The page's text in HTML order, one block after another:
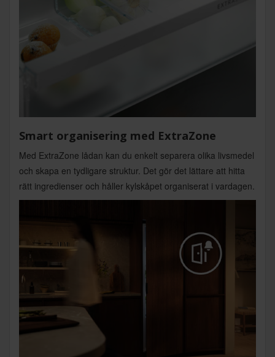
Smart organisering med ExtraZone
Med ExtraZone lådan kan du enkelt separera olika livsmedel
och skapa en tydligare struktur. Det gör det lättare att hitta
rätt ingredienser och håller kylskåpet organiserat i vardagen.